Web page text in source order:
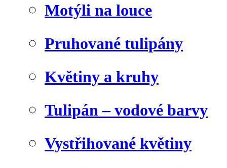
Motýli na louce
Pruhované tulipány
Květiny a kruhy
Tulipán – vodové barvy
Vystřihované květiny